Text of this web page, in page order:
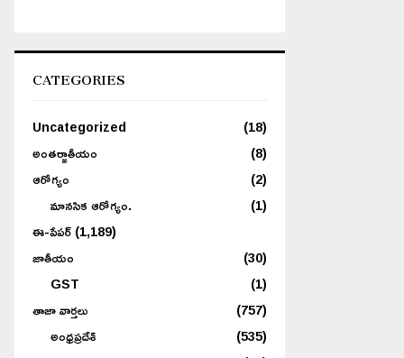
CATEGORIES
Uncategorized
(18)
అంతర్జాతీయం
(8)
ఆరోగ్యం
(2)
మానసిక ఆరోగ్యం.
(1)
ఈ-పేపర్(1,189)
జాతీయం
(30)
GST
(1)
తాజా వార్తలు
(757)
అంధ్రప్రదేశ్
(535)